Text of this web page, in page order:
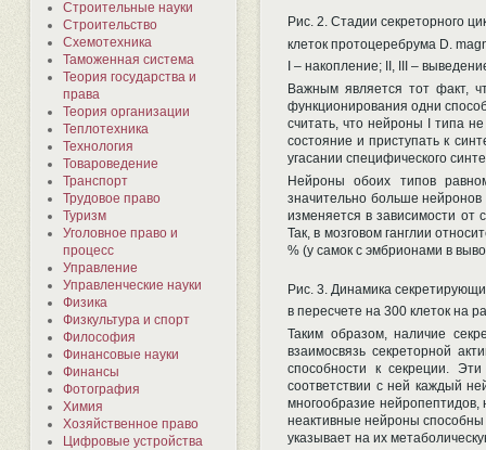
Строительные науки
Строительство
Схемотехника
Таможенная система
Теория государства и
права
Теория организации
Теплотехника
Технология
Товароведение
Транспорт
Трудовое право
Туризм
Уголовное право и
процесс
Управление
Управленческие науки
Физика
Физкультура и спорт
Философия
Финансовые науки
Финансы
Фотография
Химия
Хозяйственное право
Цифровые устройства
Рис. 2. Стадии секреторного
клеток протоцеребрума D.
I – накопление; II, III –
Важным является тот факт,
функционирования одни
считать, что нейроны I типа
состояние и приступать к
угасании специфического
Нейроны обоих типов
значительно больше
изменяется в зависимости от
Так, в мозговом ганглии
% (у самок с эмбрионами в
Рис. 3. Динамика
в пересчете на 300 клеток на
Таким образом, наличие
взаимосвязь секреторной
способности к секреции.
соответствии с ней каждый
многообразие нейропептидов,
неактивные нейроны
указывает на их